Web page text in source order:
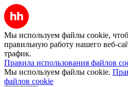
Мы используем файлы cookie,
правильную работу нашего веб-
трафик.
Правила использования файлов
Мы используем файлы cookie.
файлов cookie